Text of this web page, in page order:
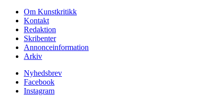
Om Kunstkritikk
Kontakt
Redaktion
Skribenter
Annonceinformation
Arkiv
Nyhedsbrev
Facebook
Instagram